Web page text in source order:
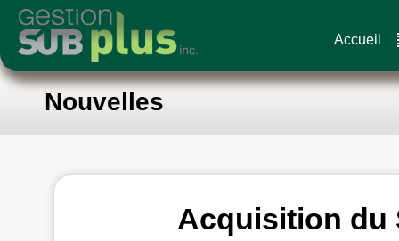
Accueil
Nouvelles
Acquisition du